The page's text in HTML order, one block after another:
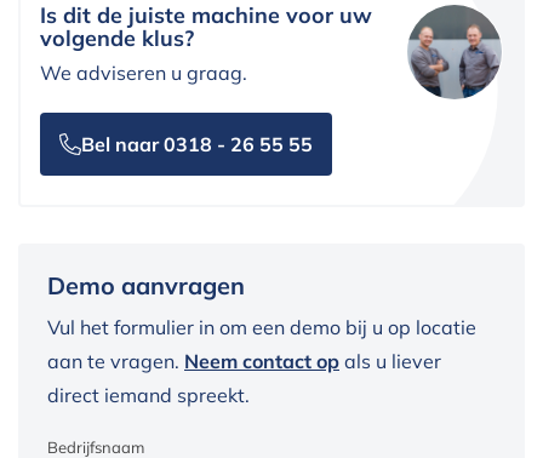
Is dit de juiste machine voor uw
volgende klus?
We adviseren u graag.
Bel naar 0318 - 26 55 55
Demo aanvragen
Vul het formulier in om een demo bij u op locatie
aan te vragen. Neem contact op als u liever
direct iemand spreekt.
Bedrijfsnaam